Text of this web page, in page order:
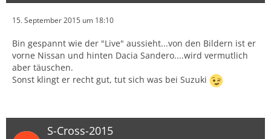
15. September 2015 um 18:10
Bin gespannt wie der "Live" aussieht...von den Bildern ist er
vorne Nissan und hinten Dacia Sandero....wird vermutlich
aber täuschen.
Sonst klingt er recht gut, tut sich was bei Suzuki
S-Cross-2015